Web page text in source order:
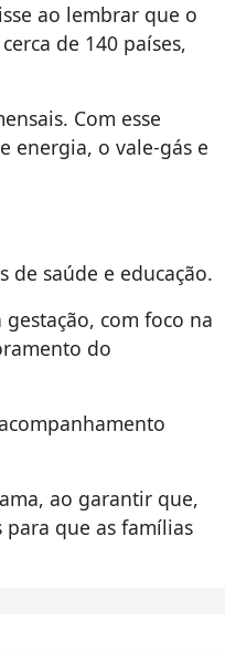
ao lembrar que o
de 140 países,
Com esse
energia, o vale-gás e
de saúde e educação.
com foco na
do
ao garantir que,
que as famílias